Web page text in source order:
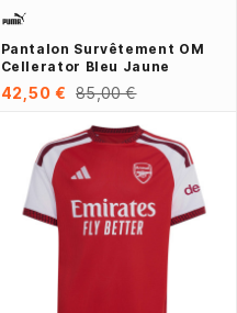
Pantalon Survêtement OM
Cellerator Bleu Jaune
42,50 € 85,00 €